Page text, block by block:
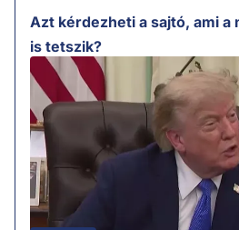
Azt kérdezheti a sajtó, ami
is tetszik?